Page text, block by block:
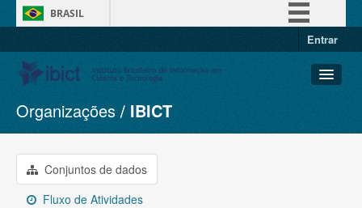
BRASIL
Entrar
Conjuntos de dados
Organizações
Grupos
Sobre
Organizações IBICT
Conjuntos de dados
Fluxo de Atividades